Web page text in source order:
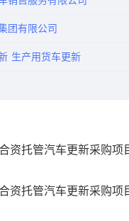
团有限公司
生产用货车更新
资托管汽车更新采购项
资托管汽车更新采购项